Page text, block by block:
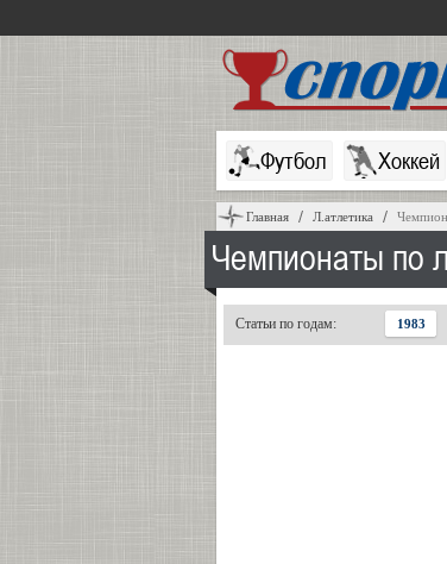
Футбол Хоккей
Главная Л.атлетика
Чемпионаты по
Статьи по годам: 1983